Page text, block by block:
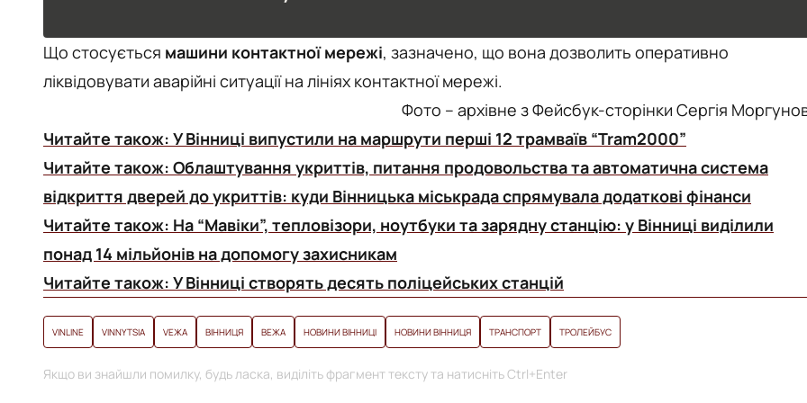
Що стосується машини контактної мережі, зазначено, що вона дозволить оперативно
ліквідовувати аварійні ситуації на лініях контактної мережі.
Фото – архівне з Фейсбук-сторінки Сергія
Читайте також: У Вінниці випустили на маршрути перші 12 трамваїв “Tram2000”
Читайте також: Облаштування укриттів, питання продовольства та автоматична система
відкриття дверей до укриттів: куди Вінницька міськрада спрямувала додаткові фінанси
Читайте також: На “Мавіки”, тепловізори, ноутбуки та зарядну станцію: у Вінниці виділили
понад 14 мільйонів на допомогу захисникам
Читайте також: У Вінниці створять десять поліцейських станцій
VINLINE VINNYTSIA VЕЖА ВІННИЦЯ ВЕЖА НОВИНИ ВІННИЦІ НОВИНИ ВІННИЦЯ ТРАНСПОРТ ТРОЛЕЙБУС
Якщо ви знайшли помилку, будь ласка, виділіть фрагмент тексту та натисніть Ctrl+Enter